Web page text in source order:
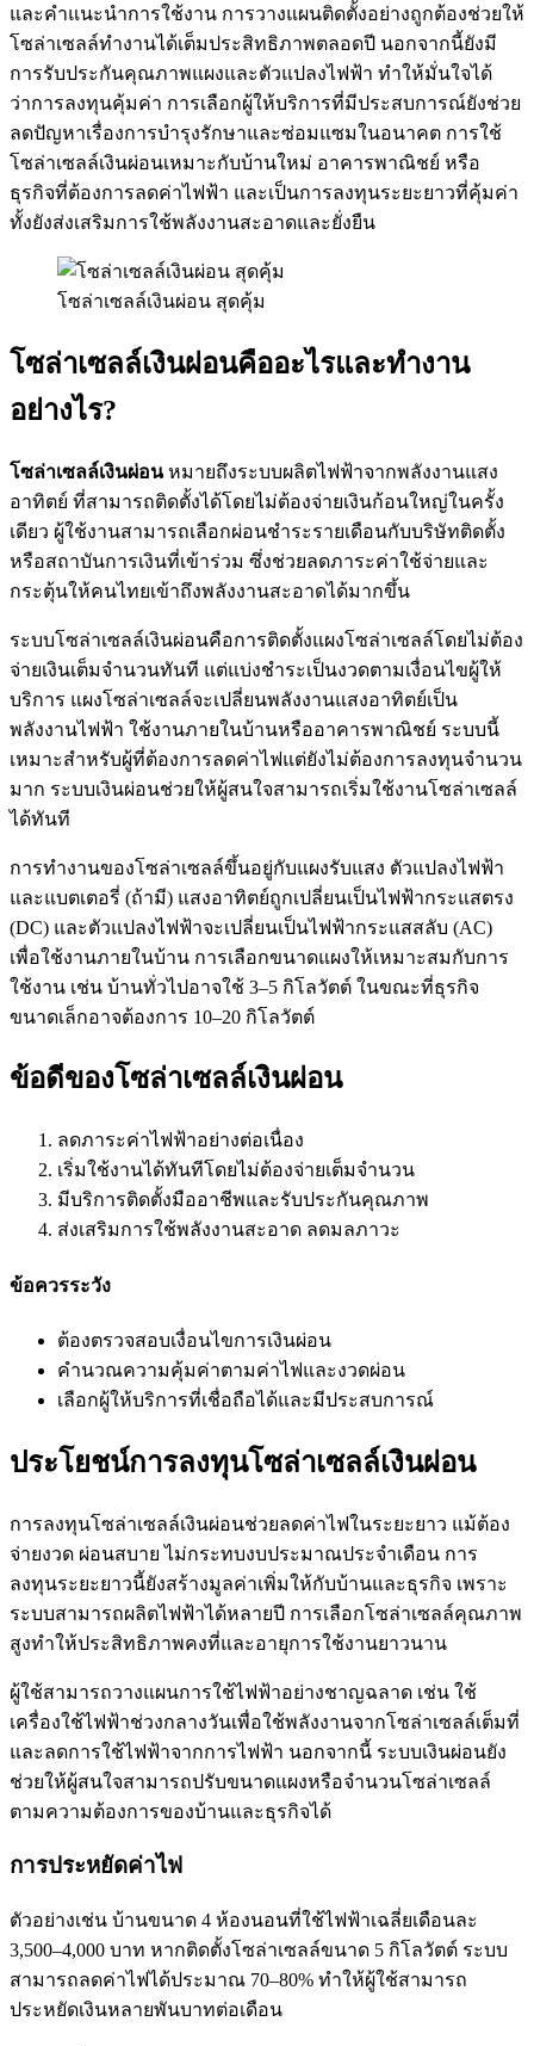
และคำแนะนำการใช้งาน การวางแผนติดตั้งอย่างถูกต้องช่วยให้
โซล่าเซลล์ทำงานได้เต็มประสิทธิภาพตลอดปี นอกจากนี้ยังมี
การรับประกันคุณภาพแผงและตัวแปลงไฟฟ้า ทำให้มั่นใจได้
ว่าการลงทุนคุ้มค่า การเลือกผู้ให้บริการที่มีประสบการณ์ยังช่วย
ลดปัญหาเรื่องการบำรุงรักษาและซ่อมแซมในอนาคต การใช้
โซล่าเซลล์เงินผ่อนเหมาะกับบ้านใหม่ อาคารพาณิชย์ หรือ
ธุรกิจที่ต้องการลดค่าไฟฟ้า และเป็นการลงทุนระยะยาวที่คุ้มค่า
ทั้งยังส่งเสริมการใช้พลังงานสะอาดและยั่งยืน
โซล่าเซลล์เงินผ่อน สุดคุ้ม
โซล่าเซลล์เงินผ่อนคืออะไรและทำงาน
อย่างไร?
โซล่าเซลล์เงินผ่อนหมายถึงระบบผลิตไฟฟ้าจากพลังงานแสง
อาทิตย์ ที่สามารถติดตั้งได้โดยไม่ต้องจ่ายเงินก้อนใหญ่ในครั้ง
เดียว ผู้ใช้งานสามารถเลือกผ่อนชำระรายเดือนกับบริษัทติดตั้ง
หรือสถาบันการเงินที่เข้าร่วม ซึ่งช่วยลดภาระค่าใช้จ่ายและ
กระตุ้นให้คนไทยเข้าถึงพลังงานสะอาดได้มากขึ้น
ระบบโซล่าเซลล์เงินผ่อนคือการติดตั้งแผงโซล่าเซลล์โดยไม่ต้อง
จ่ายเงินเต็มจำนวนทันที แต่แบ่งชำระเป็นงวดตามเงื่อนไขผู้ให้
บริการ แผงโซล่าเซลล์จะเปลี่ยนพลังงานแสงอาทิตย์เป็น
พลังงานไฟฟ้า ใช้งานภายในบ้านหรืออาคารพาณิชย์ ระบบนี้
เหมาะสำหรับผู้ที่ต้องการลดค่าไฟแต่ยังไม่ต้องการลงทุนจำนวน
มาก ระบบเงินผ่อนช่วยให้ผู้สนใจสามารถเริ่มใช้งานโซล่าเซลล์
ได้ทันที
การทำงานของโซล่าเซลล์ขึ้นอยู่กับแผงรับแสง ตัวแปลงไฟฟ้า
และแบตเตอรี่ (ถ้ามี) แสงอาทิตย์ถูกเปลี่ยนเป็นไฟฟ้ากระแสตรง
(DC) และตัวแปลงไฟฟ้าจะเปลี่ยนเป็นไฟฟ้ากระแสสลับ (AC)
เพื่อใช้งานภายในบ้าน การเลือกขนาดแผงให้เหมาะสมกับการ
ใช้งาน เช่น บ้านทั่วไปอาจใช้ 3–5 กิโลวัตต์ ในขณะที่ธุรกิจ
ขนาดเล็กอาจต้องการ 10–20 กิโลวัตต์
ข้อดีของโซล่าเซลล์เงินผ่อน
ลดภาระค่าไฟฟ้าอย่างต่อเนื่อง
เริ่มใช้งานได้ทันทีโดยไม่ต้องจ่ายเต็มจำนวน
มีบริการติดตั้งมืออาชีพและรับประกันคุณภาพ
ส่งเสริมการใช้พลังงานสะอาด ลดมลภาวะ
ข้อควรระวัง
ต้องตรวจสอบเงื่อนไขการเงินผ่อน
คำนวณความคุ้มค่าตามค่าไฟและงวดผ่อน
เลือกผู้ให้บริการที่เชื่อถือได้และมีประสบการณ์
ประโยชน์การลงทุนโซล่าเซลล์เงินผ่อน
การลงทุนโซล่าเซลล์เงินผ่อนช่วยลดค่าไฟในระยะยาว แม้ต้อง
จ่ายงวด ผ่อนสบาย ไม่กระทบงบประมาณประจำเดือน การ
ลงทุนระยะยาวนี้ยังสร้างมูลค่าเพิ่มให้กับบ้านและธุรกิจ เพราะ
ระบบสามารถผลิตไฟฟ้าได้หลายปี การเลือกโซล่าเซลล์คุณภาพ
สูงทำให้ประสิทธิภาพคงที่และอายุการใช้งานยาวนาน
ผู้ใช้สามารถวางแผนการใช้ไฟฟ้าอย่างชาญฉลาด เช่น ใช้
เครื่องใช้ไฟฟ้าช่วงกลางวันเพื่อใช้พลังงานจากโซล่าเซลล์เต็มที่
และลดการใช้ไฟฟ้าจากการไฟฟ้า นอกจากนี้ ระบบเงินผ่อนยัง
ช่วยให้ผู้สนใจสามารถปรับขนาดแผงหรือจำนวนโซล่าเซลล์
ตามความต้องการของบ้านและธุรกิจได้
การประหยัดค่าไฟ
ตัวอย่างเช่น บ้านขนาด 4 ห้องนอนที่ใช้ไฟฟ้าเฉลี่ยเดือนละ
3,500–4,000 บาท หากติดตั้งโซล่าเซลล์ขนาด 5 กิโลวัตต์ ระบบ
สามารถลดค่าไฟได้ประมาณ 70–80% ทำให้ผู้ใช้สามารถ
ประหยัดเงินหลายพันบาทต่อเดือน